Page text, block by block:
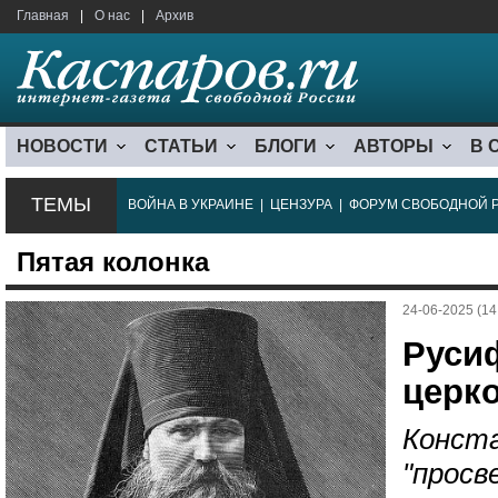
Главная О нас Архив
НОВОСТИ СТАТЬИ БЛОГИ АВТОРЫ В
ТЕМЫ ВОЙНА В УКРАИНЕ ЦЕНЗУРА ФОРУМ СВОБОДНОЙ
Пятая колонка
24-06-2025